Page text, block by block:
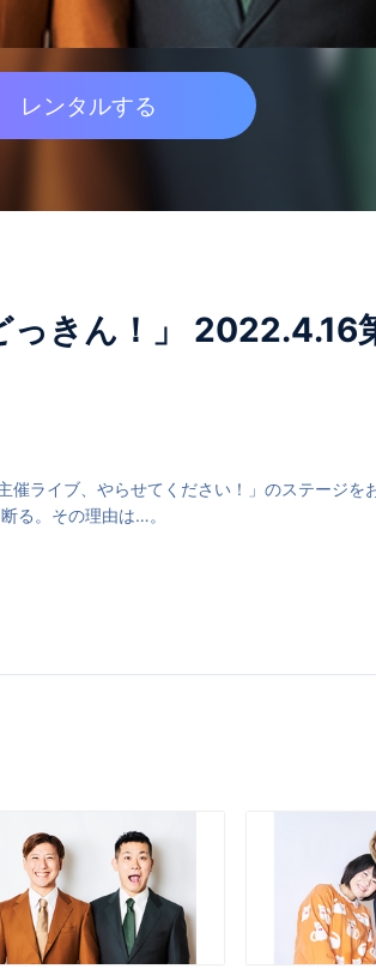
レンタルする
きん！」 2022.4.16
ライブ、やらせてください！」のステージを
る。その理由は…。